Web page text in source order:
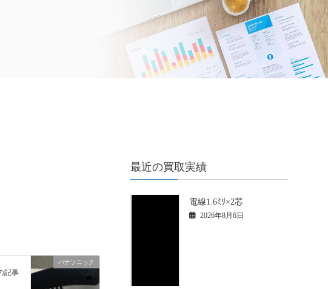
パナソニック
記事
最近の買取実績
電線1.6ﾐﾘ×2芯
2026年8月6日